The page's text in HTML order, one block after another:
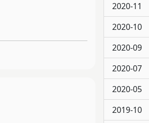
2020-11
2020-10
2020-09
2020-07
2020-05
2019-10